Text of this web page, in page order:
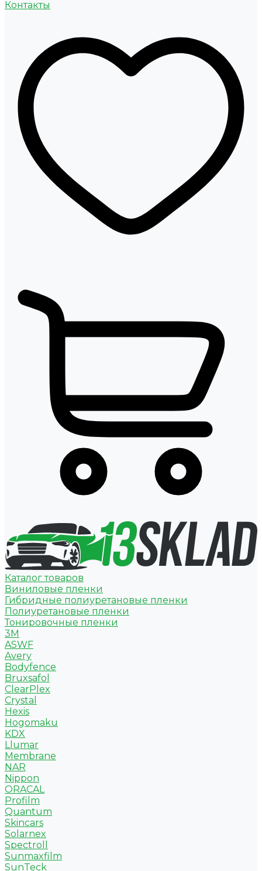
Контакты
Каталог товаров
Виниловые пленки
Гибридные полиуретановые пленки
Полиуретановые пленки
Тонировочные пленки
3M
ASWF
Avery
Bodyfence
Bruxsafol
ClearPlex
Crystal
Hexis
Hogomaku
KDX
Llumar
Membrane
NAR
Nippon
ORACAL
Profilm
Quantum
Skincars
Solarnex
Spectroll
Sunmaxfilm
SunTeck